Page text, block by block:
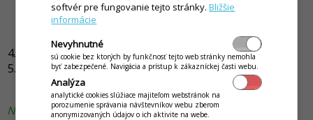
V prípade, že majú byť rovnaké poznámky na
viacerých kartách, odporúčame tieto poznámky
skopírovať.
Zmeny potvrdíte kliknutím naUložiť.
Po otvorení predaja a výbere položky do dokladu sa
zobrazia nadefinované poznámky.
Nadefinovanie poznámky na karte
softvér pre fungovanie tejto stránky.Bližšie
informácie
Nevyhnutné
sú cookie bez ktorých by funkčnosť tejto web stránky nemohla
byť zabezpečené. Navigácia a prístup k zákazníckej časti webu.
Analýza
analytické cookies slúžiace majiteľom webstránok na
porozumenie správania návštevníkov webu zberom
anonymizovaných údajov o ich aktivite na webe.